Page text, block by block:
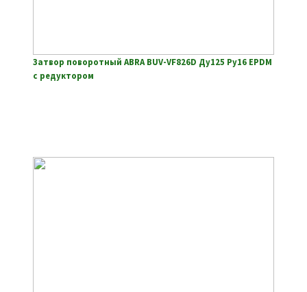
Затвор поворотный ABRA BUV-VF826D Ду125 Ру16 EPDM
с редуктором